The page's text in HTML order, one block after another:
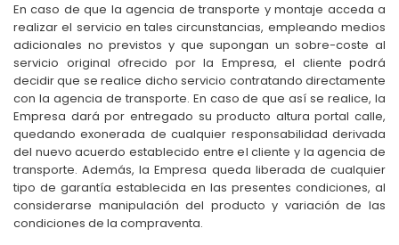
En caso de que la agencia de transporte y montaje acceda a
realizar el servicio en tales circunstancias, empleando medios
adicionales no previstos y que supongan un sobre-coste al
servicio original ofrecido por la Empresa, el cliente podrá
decidir que se realice dicho servicio contratando directamente
con la agencia de transporte. En caso de que así se realice, la
Empresa dará por entregado su producto altura portal calle,
quedando exonerada de cualquier responsabilidad derivada
del nuevo acuerdo establecido entre el cliente y la agencia de
transporte. Además, la Empresa queda liberada de cualquier
tipo de garantía establecida en las presentes condiciones, al
considerarse manipulación del producto y variación de las
condiciones de la compraventa.